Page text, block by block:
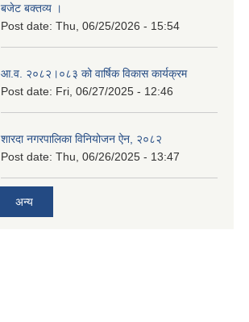
बजेट बक्तव्य ।
Post date: Thu, 06/25/2026 - 15:54
आ.व. २०८२।०८३ को वार्षिक विकास कार्यक्रम
Post date: Fri, 06/27/2025 - 12:46
शारदा नगरपालिका विनियोजन ऐन, २०८२
Post date: Thu, 06/26/2025 - 13:47
अन्य